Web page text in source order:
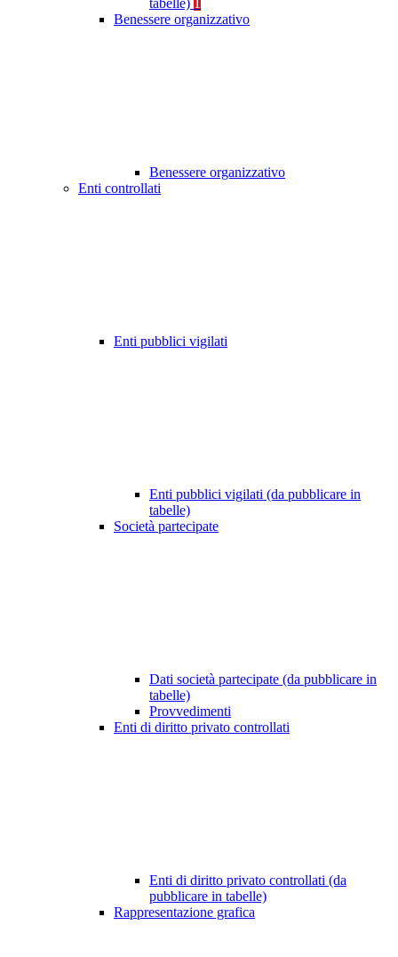
tabelle)
Benessere organizzativo
Benessere organizzativo
Enti controllati
Enti pubblici vigilati
Enti pubblici vigilati (da pubblicare in
tabelle)
Società partecipate
Dati società partecipate (da pubblicare in
tabelle)
Provvedimenti
Enti di diritto privato controllati
Enti di diritto privato controllati (da
pubblicare in tabelle)
Rappresentazione grafica